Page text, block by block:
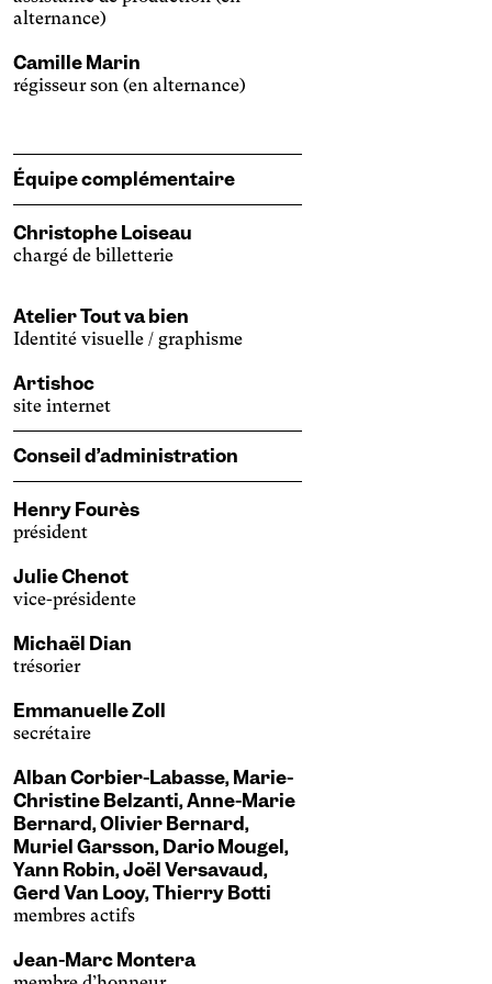
alternance)
Camille Marin
régisseur son (en alternance)
Équipe complémentaire
Christophe Loiseau
chargé de billetterie
Atelier Tout va bien
Identité visuelle / graphisme
Artishoc
site internet
Conseil d’administration
Henry Fourès
président
Julie Chenot
vice-présidente
Michaël Dian
trésorier
Emmanuelle Zoll
secrétaire
Alban Corbier-Labasse, Marie-
Christine Belzanti, Anne-Marie
Bernard, Olivier Bernard,
Muriel Garsson, Dario Mougel,
Yann Robin, Joël Versavaud,
Gerd Van Looy, Thierry Botti
membres actifs
Jean-Marc Montera